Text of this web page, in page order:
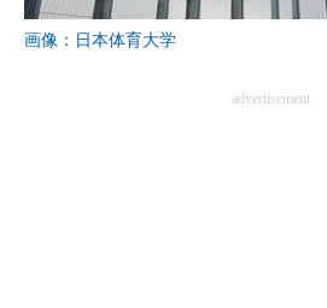
経営リーダーのコミュニティ
画像：日本体育大学
advertisement